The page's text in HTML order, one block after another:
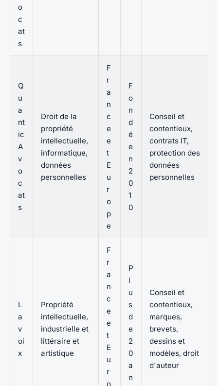
o
c
at
s
Q
u
a
nt
ic
A
v
o
c
at
s
Droit de la
propriété
intellectuelle,
informatique,
données
personnelles
F
r
a
n
c
e
e
t
E
u
r
o
p
e
F
o
n
d
é
e
n
2
0
1
0
Conseil et
contentieux,
contrats IT,
protection des
données
personnelles
L
a
v
oi
x
Propriété
intellectuelle,
industrielle et
littéraire et
artistique
F
r
a
n
c
e
e
t
E
u
r
o
P
l
u
s
d
e
2
0
a
n
Conseil et
contentieux,
marques,
brevets,
dessins et
modèles, droit
d'auteur